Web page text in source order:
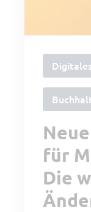
für
Die